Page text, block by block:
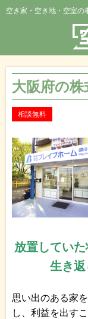
空き家・空き地・空室の
大阪府の
相談無料
放置してい
生き返
思い出のある家
し、利益を出すこ